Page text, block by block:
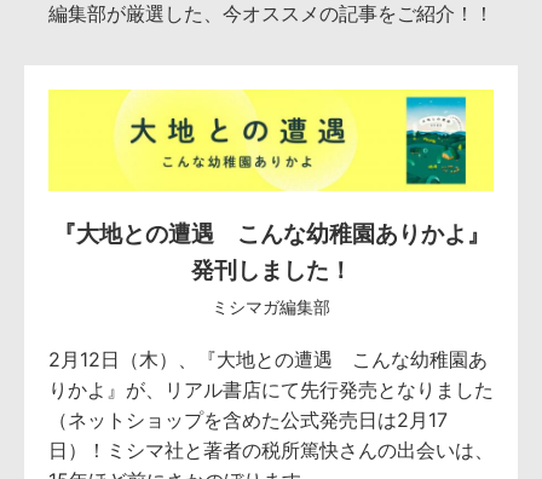
編集部が厳選した、今オススメの記事をご紹介！！
『大地との遭遇 こんな幼稚園ありかよ』
発刊しました！
ミシマガ編集部
2月12日（木）、『大地との遭遇 こんな幼稚園あ
りかよ』が、リアル書店にて先行発売となりました
（ネットショップを含めた公式発売日は2月17
日）！ミシマ社と著者の税所篤快さんの出会いは、